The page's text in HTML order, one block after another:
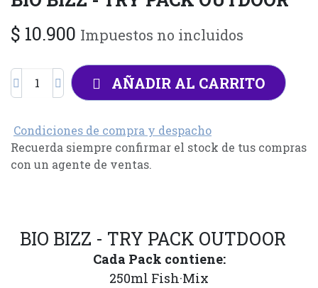
$ 10.900 Impuestos no incluidos
AÑADIR AL CARRITO
Condiciones de compra y despacho
Recuerda siempre confirmar el stock de tus compras
con un agente de ventas.
BIO BIZZ - TRY PACK OUTDOOR
Cada Pack contiene:
250ml Fish·Mix